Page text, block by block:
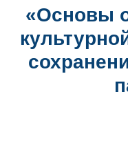
«Основы